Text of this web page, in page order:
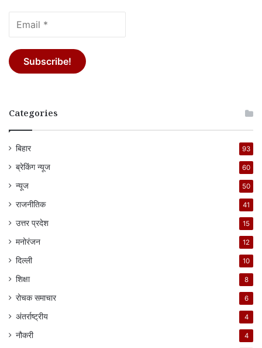
Categories
बिहार 93
ब्रेकिंग न्यूज 60
न्यूज 50
राजनीतिक 41
उत्तर प्रदेश 15
मनोरंजन 12
दिल्ली 10
शिक्षा 8
रोचक समाचार 6
अंतर्राष्ट्रीय 4
नौकरी 4